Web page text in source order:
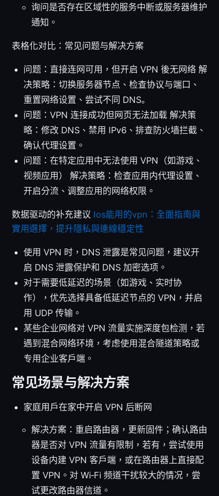
询问是否存在区域性的服务中断或服务器维护
通知。
表格化对比：常见问题与解决方案
问题：直接连网可用，但开启 VPN 後无网络 解
决策略：切换服务器节点、检查协议与端口、
重置网络设置、尝试不同 DNS。
问题：VPN 连接成功但网页无法加载 解决策
略：修改 DNS、禁用 IPv6、排查防火墙拦截、
确认代理设置。
问题：在特定应用中无法使用 VPN（如游戏、
视频应用） 解决策略：检查应用内代理设置、
开启分流、调整应用的网络权限。
数据驱动的补充建议 Ios能用的vpn：全面指南與
實用選擇，提升隱私與連線穩定性
使用 VPN 时，DNS 泄露是常见问题，建议开
启 DNS 泄露保护和 DNS 加密选项。
对于需要低延迟的场景（如游戏、实时协
作），优先选择具备低延迟节点的 VPN，并启
用 UDP 传输。
某些企业网络对 VPN 流量实施深度包检测，若
遇到混合网络环境，考虑使用混合隧道策略或
专用企业客户端。
常见场景与解决方案
家庭用户在家中开启 VPN 后断网
解决方案：重启路由器，更新固件；确认路由
器是否对 VPN 流量有限制，若有，尝试使用
设备内建 VPN 客户端，或在路由器上直接配
置 VPN。对 Wi‑Fi 频道干扰较大的情况，尝
试更改路由器信道。